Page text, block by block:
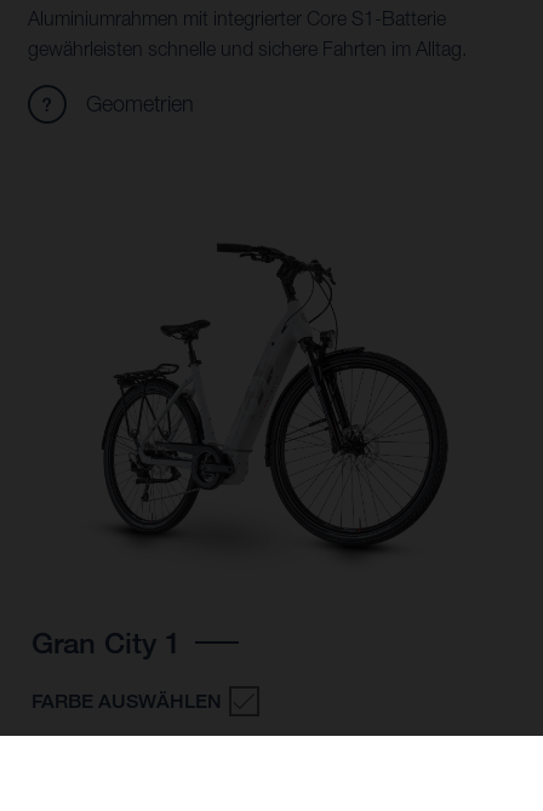
Aluminiumrahmen mit integrierter Core S1-Batterie
gewährleisten schnelle und sichere Fahrten im Alltag.
Geometrien
Gran City 1
FARBE AUSWÄHLEN